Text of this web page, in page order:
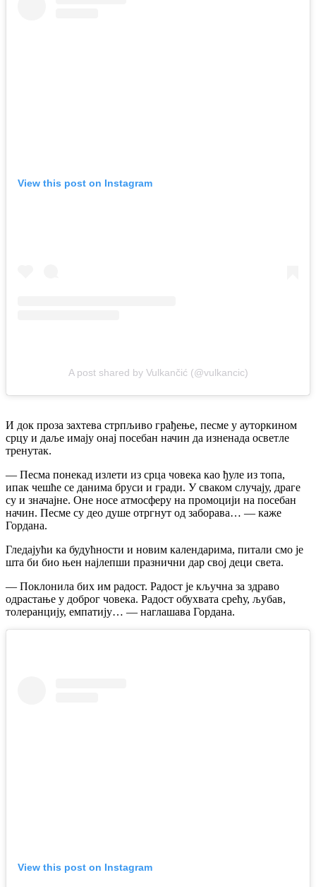
View this post on Instagram
A post shared by Vulkančić (@vulkancic)
И док проза захтева стрпљиво грађење, песме у ауторкином
срцу и даље имају онај посебан начин да изненада осветле
тренутак.
— Песма понекад излети из срца човека као ђуле из топа,
ипак чешће се данима бруси и гради. У сваком случају, драге
су и значајне. Оне носе атмосферу на промоцији на посебан
начин. Песме су део душе отргнут од заборава… — каже
Гордана.
Гледајући ка будућности и новим календарима, питали смо је
шта би био њен најлепши празнични дар свој деци света.
— Поклонила бих им радост. Радост је кључна за здраво
одрастање у доброг човека. Радост обухвата срећу, љубав,
толеранцију, емпатију… — наглашава Гордана.
View this post on Instagram